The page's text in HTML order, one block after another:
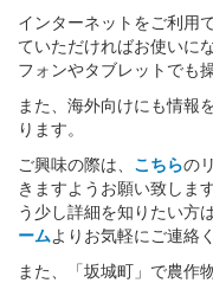
インターネットをご利用
ていただければお使いに
フォンやタブレットでも
また、海外向けにも情報
ります。
ご興味の際は、 こちらの
きますようお願い致しま
う少し詳細を知りたい方
ームよりお気軽にご連絡
また、「坂城町」で農作